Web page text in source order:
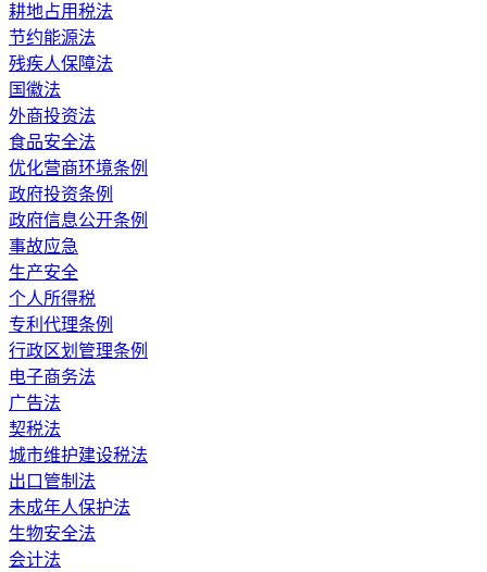
耕地占用税法
节约能源法
残疾人保障法
国徽法
外商投资法
食品安全法
优化营商环境条例
政府投资条例
政府信息公开条例
事故应急
生产安全
个人所得税
专利代理条例
行政区划管理条例
电子商务法
广告法
契税法
城市维护建设税法
出口管制法
未成年人保护法
生物安全法
会计法